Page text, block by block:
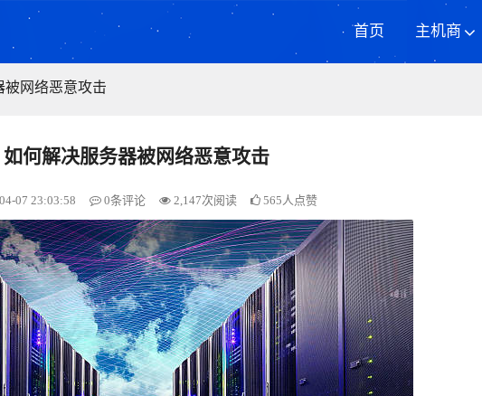
首页 主机商
被网络恶意攻击
如何解决服务器被网络恶意攻击
07 23:03:58 0条评论 2,147次阅读 565人点赞